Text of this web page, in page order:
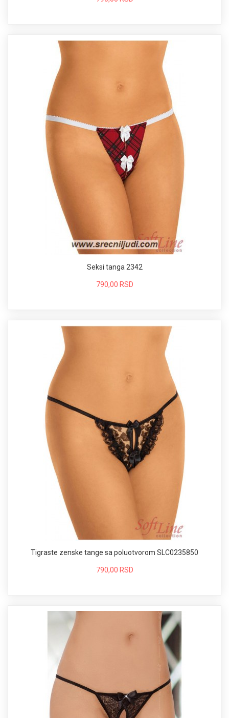
Seksi tanga 2342
790,00 RSD
Tigraste zenske tange sa poluotvorom SLC0235850
790,00 RSD